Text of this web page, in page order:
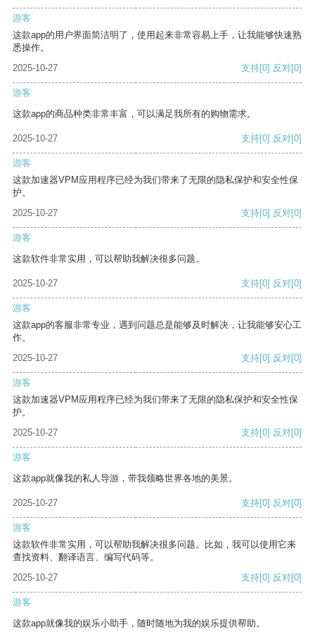
游客
这款app的用户界面简洁明了，使用起来非常容易上手，让我能够快速熟
悉操作。
2025-10-27
支持[0] 反对[0]
游客
这款app的商品种类非常丰富，可以满足我所有的购物需求。
2025-10-27 支持[0] 反对[0]
游客
这款加速器VPM应用程序已经为我们带来了无限的隐私保护和安全性保
护。
2025-10-27
支持[0] 反对[0]
游客
这款软件非常实用，可以帮助我解决很多问题。
2025-10-27 支持[0] 反对[0]
游客
这款app的客服非常专业，遇到问题总是能够及时解决，让我能够安心工
作。
2025-10-27
支持[0] 反对[0]
游客
这款加速器VPM应用程序已经为我们带来了无限的隐私保护和安全性保
护。
2025-10-27
支持[0] 反对[0]
游客
这款app就像我的私人导游，带我领略世界各地的美景。
2025-10-27 支持[0] 反对[0]
游客
这款软件非常实用，可以帮助我解决很多问题。比如，我可以使用它来
查找资料、翻译语言、编写代码等。
2025-10-27
支持[0] 反对[0]
游客
这款app就像我的娱乐小助手，随时随地为我的娱乐提供帮助。